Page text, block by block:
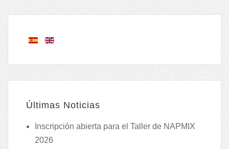
Últimas Noticias
Inscripción abierta para el Taller de NAPMIX
2026